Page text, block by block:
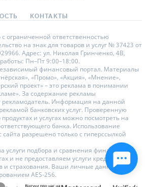
КОНТАКТЫ
ограниченной ответственностью
на знак для товаров и услуг № 37423 от
Адрес: ул. Николая Гринченко, 4В,
Пн–Пт 9:00–18:00.
финансовый портал. Материалы
«Промо», «Акция», «Мнение»,
проект» – это реклама в понимании
За содержание рекламы
рекламодатель. Информация на данной
банковских услуг. Проверенную
и услугах можно посмотреть на
банка. Использование
разрешено только с гиперссылкой
услуги подбора и сравнения финансовых
и не предоставляем услуги кредитования,
и страхования. Ваши личные данные на
AES-256.